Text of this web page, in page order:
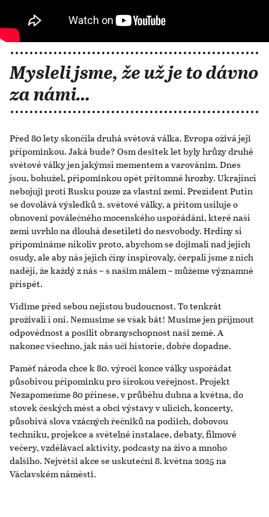
Mysleli jsme, že už je to dávno
za námi…
Před 80 lety skončila druhá světová válka. Evropa ožívá její
připomínkou. Jaká bude? Osm desítek let byly hrůzy druhé
světové války jen jakýmsi mementem a varováním. Dnes
jsou, bohužel, připomínkou opět přítomné hrozby. Ukrajinci
nebojují proti Rusku pouze za vlastní zemi. Prezident Putin
se dovolává výsledků 2. světové války, a přitom usiluje o
obnovení poválečného mocenského uspořádání, které naši
zemi uvrhlo na dlouhá desetiletí do nesvobody. Hrdiny si
připomínáme nikoliv proto, abychom se dojímali nad jejich
osudy, ale aby nás jejich činy inspirovaly, čerpali jsme z nich
naději, že každý z nás – s naším málem – můžeme významně
přispět.
Vidíme před sebou nejistou budoucnost. To tenkrát
prožívali i oni. Nemusíme se však bát! Musíme jen přijmout
odpovědnost a posílit obranyschopnost naší země. A
nakonec všechno, jak nás učí historie, dobře dopadne.
Paměť národa chce k 80. výročí konce války uspořádat
působivou připomínku pro širokou veřejnost. Projekt
Nezapomeňme 80 přinese, v průběhu dubna a května, do
stovek českých měst a obcí výstavy v ulicích, koncerty,
působivá slova vzácných řečníků na podiích, dobovou
techniku, projekce a světelné instalace, debaty, filmové
večery, vzdělávací aktivity, podcasty na živo a mnoho
dalšího. Největší akce se uskuteční 8. května 2025 na
Václavském náměstí.